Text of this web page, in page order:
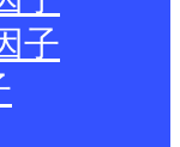
子